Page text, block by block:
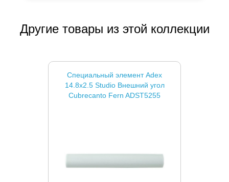
Другие товары из этой коллекции
Специальный элемент Adex
14.8x2.5 Studio Внешний угол
Cubrecanto Fern ADST5255